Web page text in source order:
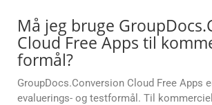
Må jeg bruge
Cloud Free Apps til
formål?
GroupDocs.Conversion Cloud Free Apps
evaluerings- og testformål. Til